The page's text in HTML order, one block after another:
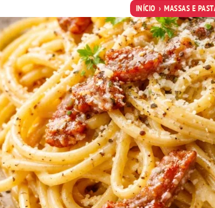
INÍCIO MASSAS E